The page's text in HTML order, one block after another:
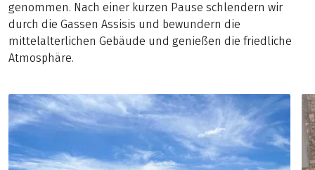
genommen. Nach einer kurzen Pause schlendern wir
durch die Gassen Assisis und bewundern die
mittelalterlichen Gebäude und genießen die friedliche
Atmosphäre.